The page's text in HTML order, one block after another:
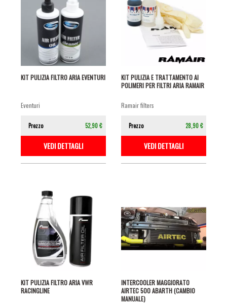
KIT PULIZIA FILTRO ARIA EVENTURI
eventuri
Prezzo 52,90 €
VEDI DETTAGLI
KIT PULIZIA E TRATTAMENTO AI
POLIMERI PER FILTRI ARIA RAMAIR
ramair filters
Prezzo 28,90 €
VEDI DETTAGLI
KIT PULIZIA FILTRO ARIA VWR
RACINGLINE
INTERCOOLER MAGGIORATO
AIRTEC 500 ABARTH (CAMBIO
MANUALE)